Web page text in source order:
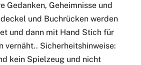
Gedanken, Geheimnisse und
und Buchrücken werden
und dann mit Hand Stich für
vernäht.. Sicherheitshinweise:
kein Spielzeug und nicht